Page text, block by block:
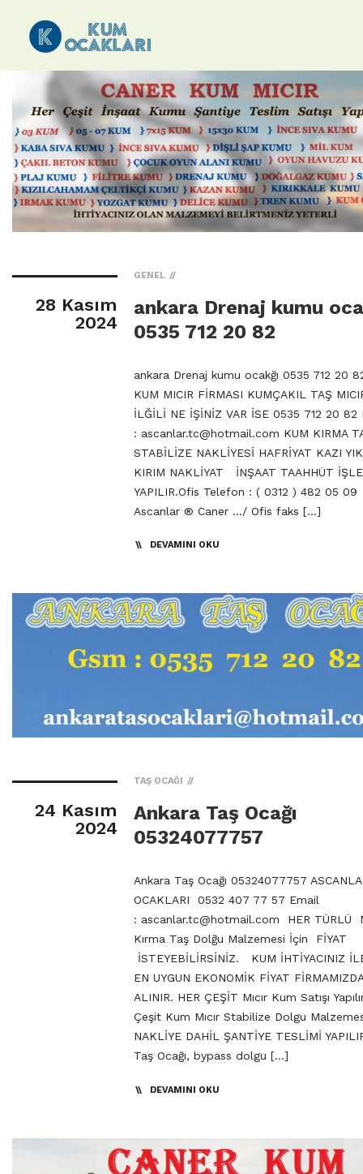
28 Kasım
2024
GENEL
ankara Drenaj kumu
0535 712 20 82
ankara Drenaj kumu ocakğı 0535 712 20
KUM MICIR FİRMASI KUMÇAKIL TAŞ
İLĞİLİ NE İŞİNİZ VAR İSE 0535 712 20 82
: ascanlar.tc@hotmail.com KUM KIRMA
STABİLİZE NAKLİYESİ HAFRİYAT KAZI
KIRIM NAKLİYAT İNŞAAT TAAHHÜT
YAPILIR.Ofis Telefon : ( 0312 ) 482 05
Ascanlar ® Caner …/ Ofis faks […]
DEVAMINI OKU
24 Kasım
2024
TAŞ OCAĞI
Ankara Taş Ocağı
05324077757
Ankara Taş Ocağı 05324077757
OCAKLARI 0532 407 77 57 Email
: ascanlar.tc@hotmail.com HER TÜRLÜ
Kırma Taş Dolğu Malzemesi İçin FİYAT
İSTEYEBİLİRSİNİZ. KUM İHTİYACINIZ
EN UYGUN EKONOMİK FİYAT
ALINIR. HER ÇEŞİT Mıcır Kum Satışı
Çeşit Kum Mıcır Stabilize Dolgu
NAKLİYE DAHİL ŞANTİYE TESLİMİ
Taş Ocağı, bypass dolgu […]
DEVAMINI OKU